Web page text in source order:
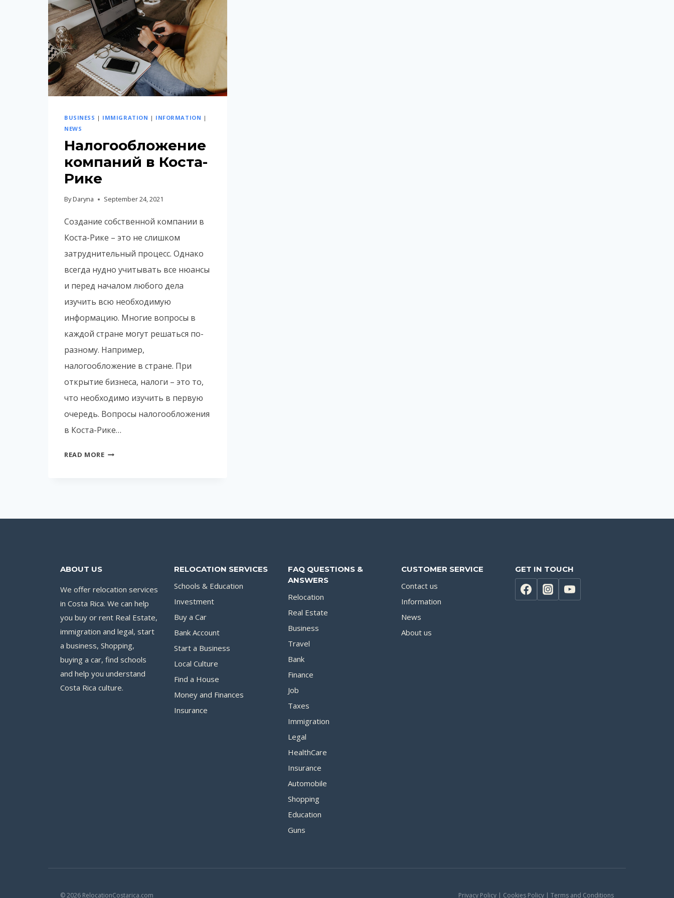
BUSINESS | IMMIGRATION | INFORMATION |
NEWS
Налогообложение
компаний в Коста-
Рике
ByDaryna September 24, 2021
Создание собственной компании в
Коста-Рике – это не слишком
затруднительный процесс. Однако
всегда нудно учитывать все нюансы
и перед началом любого дела
изучить всю необходимую
информацию. Многие вопросы в
каждой стране могут решаться по-
разному. Например,
налогообложение в стране. При
открытие бизнеса, налоги – это то,
что необходимо изучить в первую
очередь. Вопросы налогообложения
в Коста-Рике…
READ MOREНАЛОГООБЛОЖЕНИЕ
ABOUT US
We offer relocation services
in Costa Rica. We can help
you buy or rent Real Estate,
immigration and legal, start
a business, Shopping,
buying a car, find schools
and help you understand
Costa Rica culture.
RELOCATION SERVICES
Schools & Education
Investment
Buy a Car
Bank Account
Start a Business
Local Culture
Find a House
Money and Finances
Insurance
FAQ QUESTIONS &
ANSWERS
Relocation
Real Estate
Business
Travel
Bank
Finance
Job
Taxes
Immigration
Legal
HealthCare
Insurance
Automobile
Shopping
Education
Guns
CUSTOMER SERVICE
Contact us
Information
News
About us
GET IN TOUCH
© 2026 RelocationCostarica.com Privacy Policy | Cookies Policy | Terms and Conditions